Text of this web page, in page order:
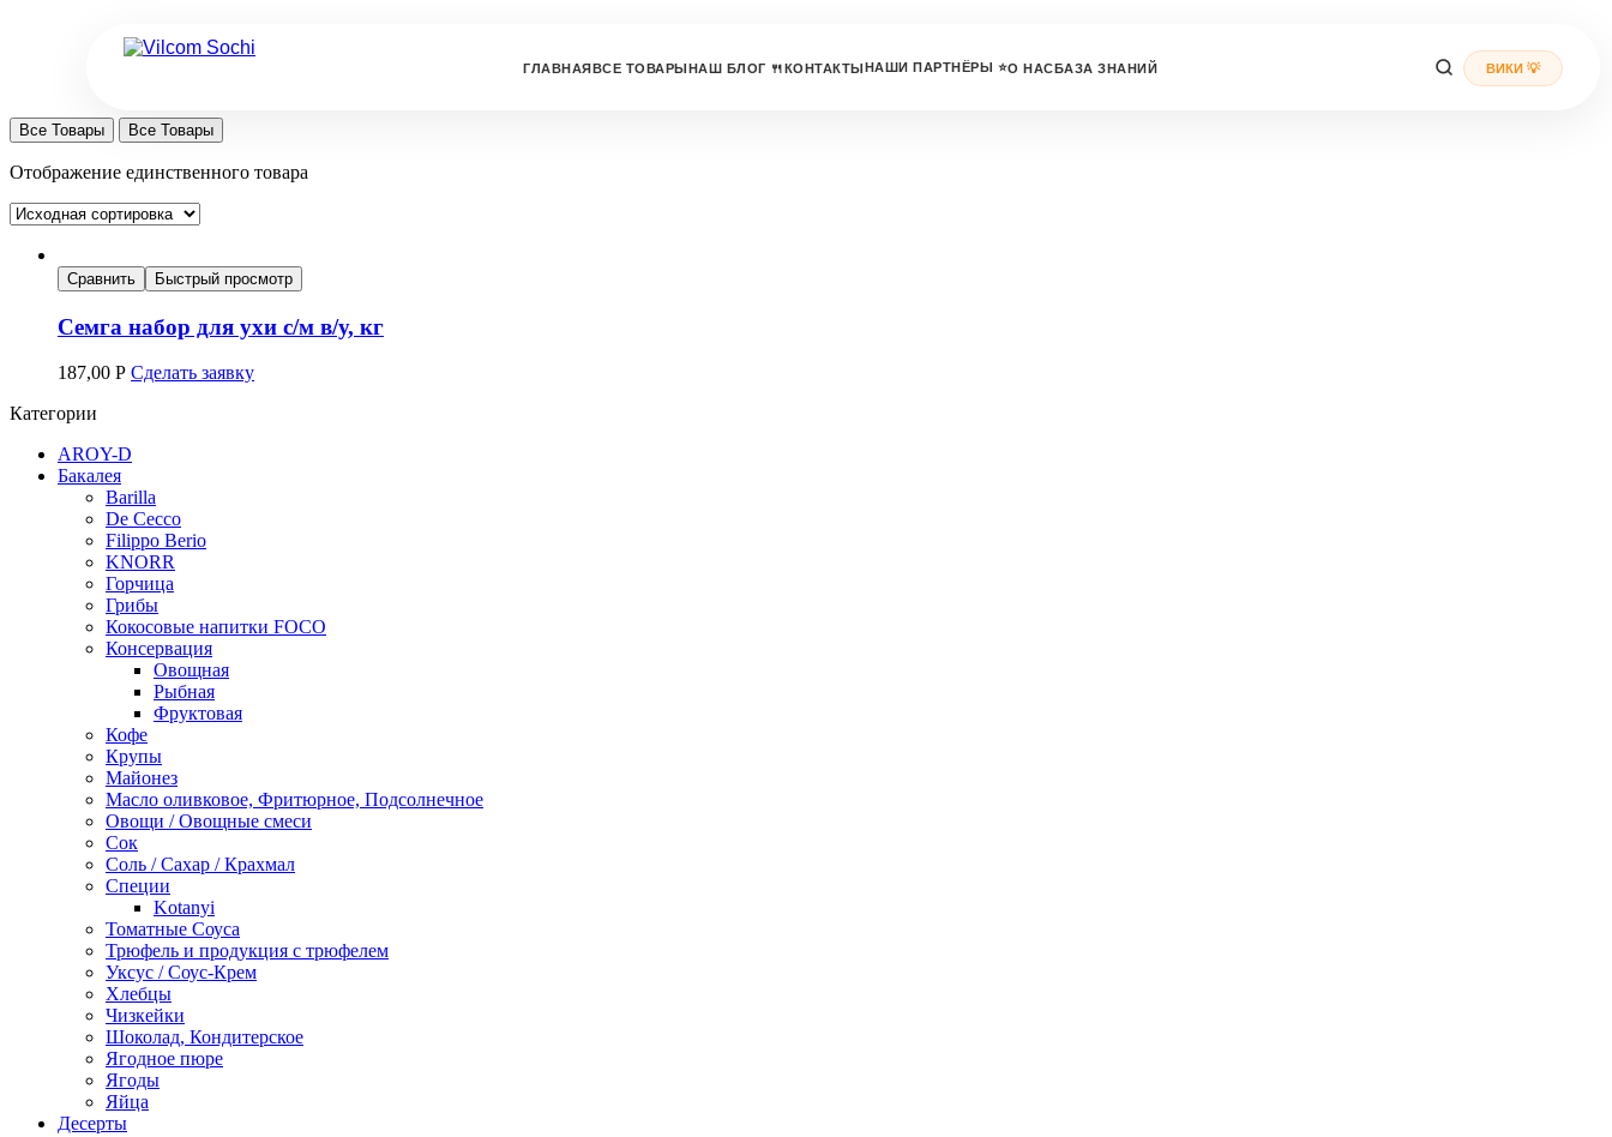
ГЛАВНАЯВСЕ ТОВАРЫНАШ БЛОГ 🍴КОНТАКТЫНАШИ ПАРТНЁРЫ ⭐О НАСБАЗА ЗНАНИЙ ВИКИ 💡
Все Товары Все Товары
Отображение единственного товара
Сравнить Быстрый просмотр
Семга набор для ухи с/м в/у, кг
187,00 Р Сделать заявку
Категории
AROY-D
Бакалея
Barilla
De Cecco
Filippo Berio
KNORR
Горчица
Грибы
Кокосовые напитки FOCO
Консервация
Овощная
Рыбная
Фруктовая
Кофе
Крупы
Майонез
Масло оливковое, Фритюрное, Подсолнечное
Овощи / Овощные смеси
Сок
Соль / Сахар / Крахмал
Специи
Kotanyi
Томатные Соуса
Трюфель и продукция с трюфелем
Уксус / Соус-Крем
Хлебцы
Чизкейки
Шоколад, Кондитерское
Ягодное пюре
Ягоды
Яйца
Десерты